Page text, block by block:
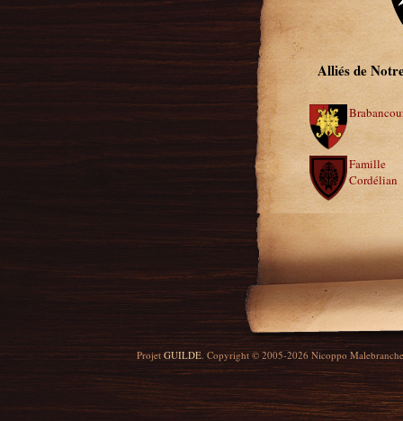
Alliés de
Famille
Cordélian
ProjetGUILDE. Copyright © 2005-2026 Nicoppo Malebranche